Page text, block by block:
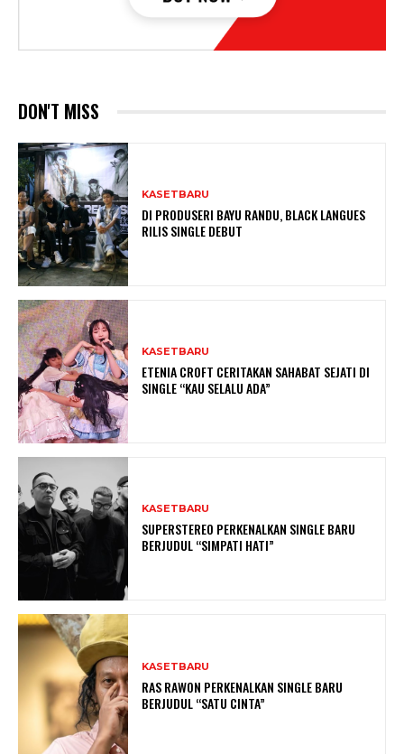
DON'T MISS
KASETBARU
DI PRODUSERI BAYU RANDU, BLACK LANGUES
RILIS SINGLE DEBUT
KASETBARU
ETENIA CROFT CERITAKAN SAHABAT SEJATI DI
SINGLE “KAU SELALU ADA”
KASETBARU
SUPERSTEREO PERKENALKAN SINGLE BARU
BERJUDUL “SIMPATI HATI”
KASETBARU
RAS RAWON PERKENALKAN SINGLE BARU
BERJUDUL “SATU CINTA”